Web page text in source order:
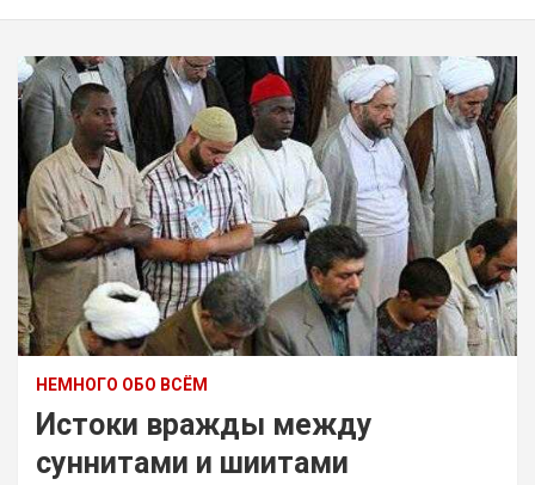
НЕМНОГО ОБО ВСЁМ
Истоки вражды между
суннитами и шиитами